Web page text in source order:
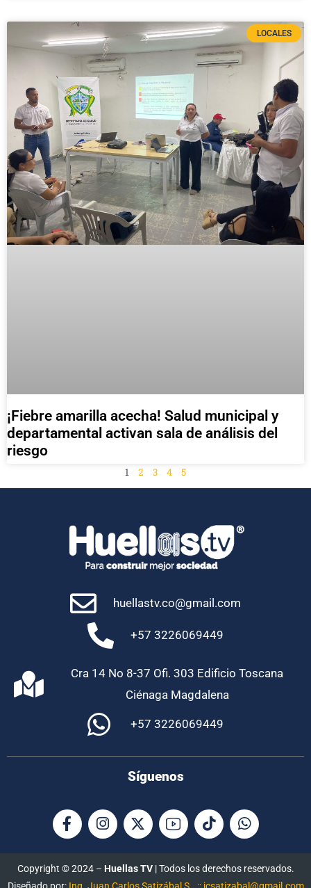
LOCALES
¡Fiebre amarilla acecha! Salud municipal y
departamental activan sala de análisis del
riesgo
1 2 3 4 5
huellastv.co@gmail.com
+57 3226069449
Cra 14 No 8-37 Ofi. 303 Edificio Toscana
Ciénaga Magdalena
+57 3226069449
Síguenos
Copyright © 2024 – Huellas TV| Todos los derechos reservados.